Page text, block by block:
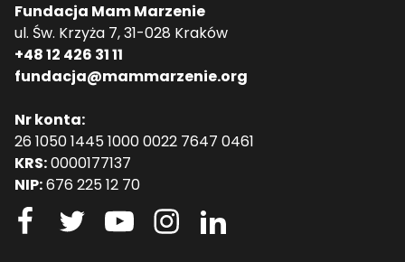
Fundacja Mam Marzenie
ul. Św. Krzyża 7, 31-028 Kraków
+48 12 426 31 11
fundacja@mammarzenie.org
Nr konta:
26 1050 1445 1000 0022 7647 0461
KRS:0000177137
NIP:676 225 12 70